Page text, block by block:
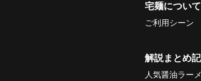
宅麺について
ご利用シーン
解説まとめ
人気醤油ラー